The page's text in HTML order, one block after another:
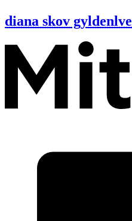
diana skov gyldenlve